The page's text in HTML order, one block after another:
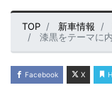
TOP 新車情報
漆黒をテーマに内外装をブラ
Facebook X